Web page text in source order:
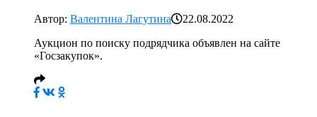
Автор: Валентина Лагутина
22.08.2022
Аукцион по поиску подрядчика объявлен на сайте
«Госзакупок».